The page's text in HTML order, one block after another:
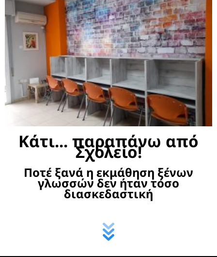
Κάτι... παραπάνω από
Σχολείο!
Ποτέ ξανά η εκμάθηση ξένων
γλωσσών δεν ήταν τόσο
διασκεδαστική